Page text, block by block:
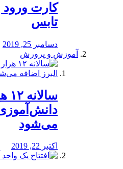
کارت ورود
تابس
دسامبر 25, 2019
آموزش و پرورش
دانش‌آموزی
می‌شود
اکتبر 22, 2019